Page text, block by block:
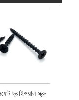
ড্রাইওয়াল স্ক্রু